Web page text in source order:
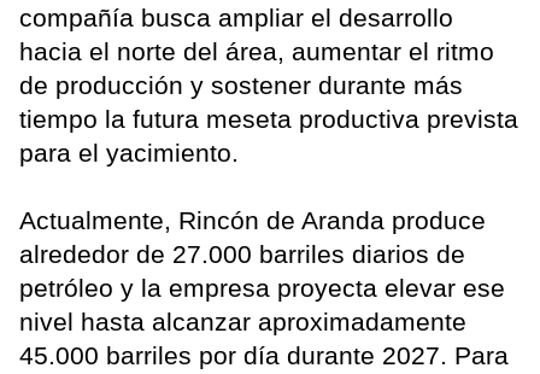
compañía busca ampliar el desarrollo
hacia el norte del área, aumentar el ritmo
de producción y sostener durante más
tiempo la futura meseta productiva prevista
para el yacimiento.
Actualmente, Rincón de Aranda produce
alrededor de 27.000 barriles diarios de
petróleo y la empresa proyecta elevar ese
nivel hasta alcanzar aproximadamente
45.000 barriles por día durante 2027. Para